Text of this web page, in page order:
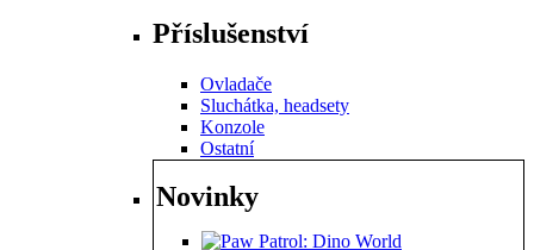
Příslušenství
Ovladače
Sluchátka, headsety
Konzole
Ostatní
Novinky